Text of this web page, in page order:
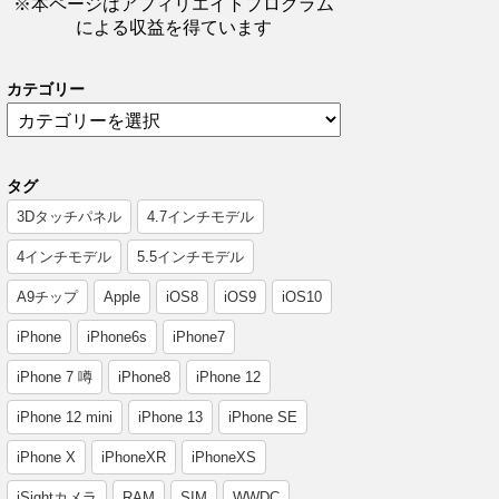
※本ページはアフィリエイトプログラム
による収益を得ています
カテゴリー
タグ
3Dタッチパネル 4.7インチモデル
4インチモデル 5.5インチモデル
A9チップ Apple iOS8 iOS9 iOS10
iPhone iPhone6s iPhone7
iPhone 7 噂 iPhone8 iPhone 12
iPhone 12 mini iPhone 13 iPhone SE
iPhone X iPhoneXR iPhoneXS